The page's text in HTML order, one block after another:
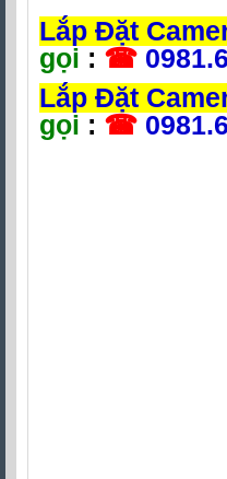
Lắp Đặt
gọi : ☎
Lắp Đặt
gọi : ☎